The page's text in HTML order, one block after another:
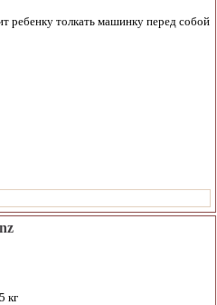
ребенку толкать машинку перед собой
кг